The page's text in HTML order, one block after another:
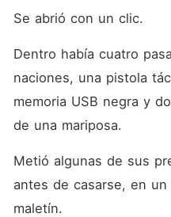
Se abrió con un clic.
Dentro había cuatro
naciones, una pistola
memoria USB negra y
de una mariposa.
Metió algunas de sus
antes de casarse, en
maletín.